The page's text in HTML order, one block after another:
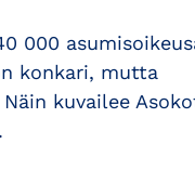
000
konkari, mutta
kuvailee
.